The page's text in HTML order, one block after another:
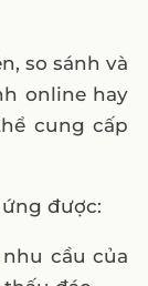
so sánh và
online hay
cung cấp
được:
cầu của